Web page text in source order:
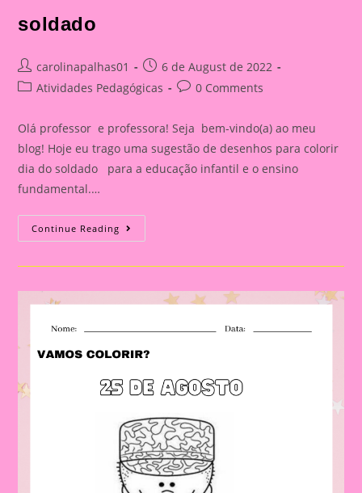
soldado
Post
author:
carolinapalhas01
Post
published:
6 de August de 2022
PostAtividades Pedagógicas
Post0 Comments
Olá professor e professora! Seja bem-vindo(a) ao meu
blog! Hoje eu trago uma sugestão de desenhos para colorir
dia do soldado para a educação infantil e o ensino
fundamental.…
Continue Reading Modelos
De
Para
Tema
Do